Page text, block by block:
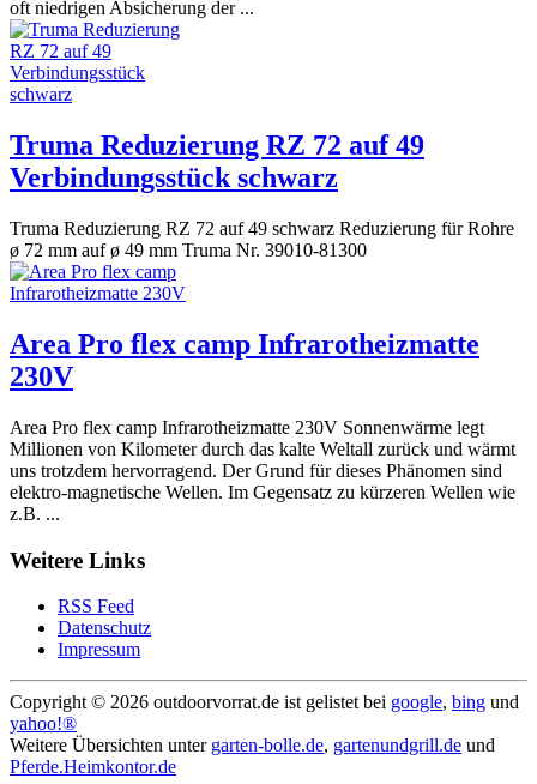
oft niedrigen Absicherung der ...
Truma Reduzierung RZ 72 auf 49
Verbindungsstück schwarz
Truma Reduzierung RZ 72 auf 49 schwarz Reduzierung für Rohre
ø 72 mm auf ø 49 mm Truma Nr. 39010-81300
Area Pro flex camp Infrarotheizmatte
230V
Area Pro flex camp Infrarotheizmatte 230V Sonnenwärme legt
Millionen von Kilometer durch das kalte Weltall zurück und wärmt
uns trotzdem hervorragend. Der Grund für dieses Phänomen sind
elektro-magnetische Wellen. Im Gegensatz zu kürzeren Wellen wie
z.B. ...
Weitere Links
RSS Feed
Datenschutz
Impressum
Copyright © 2026 outdoorvorrat.de ist gelistet bei google, bing und
yahoo!®
Weitere Übersichten unter garten-bolle.de, gartenundgrill.de und
Pferde.Heimkontor.de